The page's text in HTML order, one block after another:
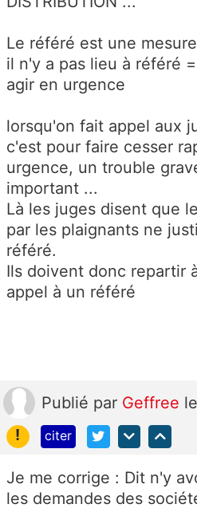
Le référé est une
il n'y a pas lieu à référé
agir en urgence
lorsqu'on fait appel aux
c'est pour faire cesser
urgence, un trouble
important ...
Là les juges disent que
par les plaignants ne
référé.
Ils doivent donc repartir
appel à un référé
Publié par Geffree
!
citer
Je me corrige : Dit n'y
les demandes des